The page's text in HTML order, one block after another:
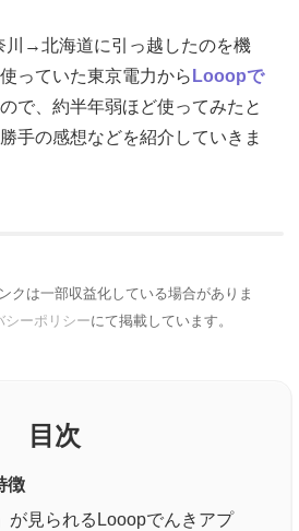
川→北海道に引っ越したのを機
っていた東京電力から Looopで
で、約半年弱ほど使ってみたと
手の感想などを紹介していきま
クは一部収益化している場合がありま
シーポリシーにて掲載しています。
目次
徴
が見られるLooopでんきアプ